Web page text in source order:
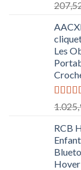
Note
sur 5
Les
Note
RCB